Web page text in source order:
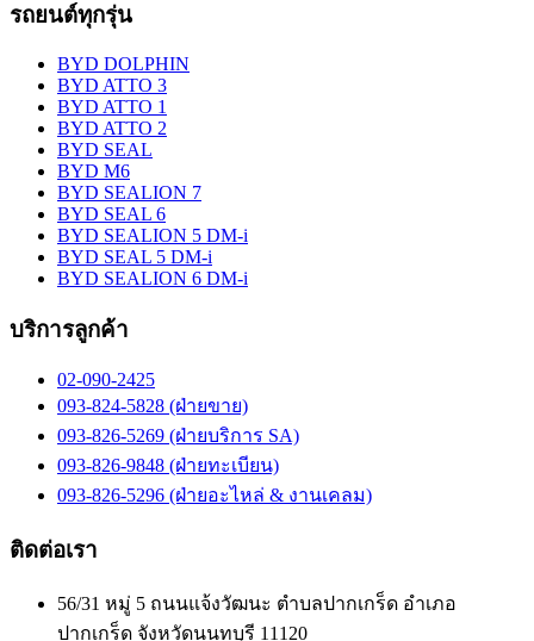
รถยนต์ทุกรุ่น
BYD DOLPHIN
BYD ATTO 3
BYD ATTO 1
BYD ATTO 2
BYD SEAL
BYD M6
BYD SEALION 7
BYD SEAL 6
BYD SEALION 5 DM-i
BYD SEAL 5 DM-i
BYD SEALION 6 DM-i
บริการลูกค้า
02-090-2425
093-824-5828 (ฝ่ายขาย)
093-826-5269 (ฝ่ายบริการ SA)
093-826-9848 (ฝ่ายทะเบียน)
093-826-5296 (ฝ่ายอะไหล่ & งานเคลม)
ติดต่อเรา
56/31 หมู่ 5 ถนนแจ้งวัฒนะ ตำบลปากเกร็ด อำเภอ
ปากเกร็ด จังหวัดนนทบุรี 11120